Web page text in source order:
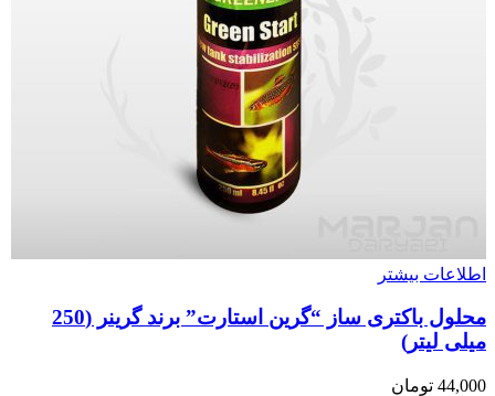
اطلاعات بیشتر
محلول باکتری ساز “گرین استارت” برند گرینر (250
میلی لیتر)
44,000 تومان